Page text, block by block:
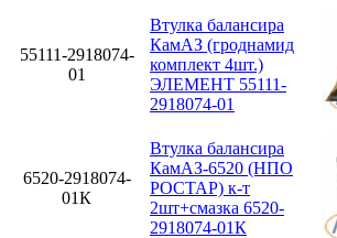
55111-2918074-
01
Втулка балансира
КамАЗ (гроднамид
комплект 4шт.)
ЭЛЕМЕНТ 55111-
2918074-01
6520-2918074-
01К
Втулка балансира
КамАЗ-6520 (НПО
РОСТАР) к-т
2шт+смазка 6520-
2918074-01К